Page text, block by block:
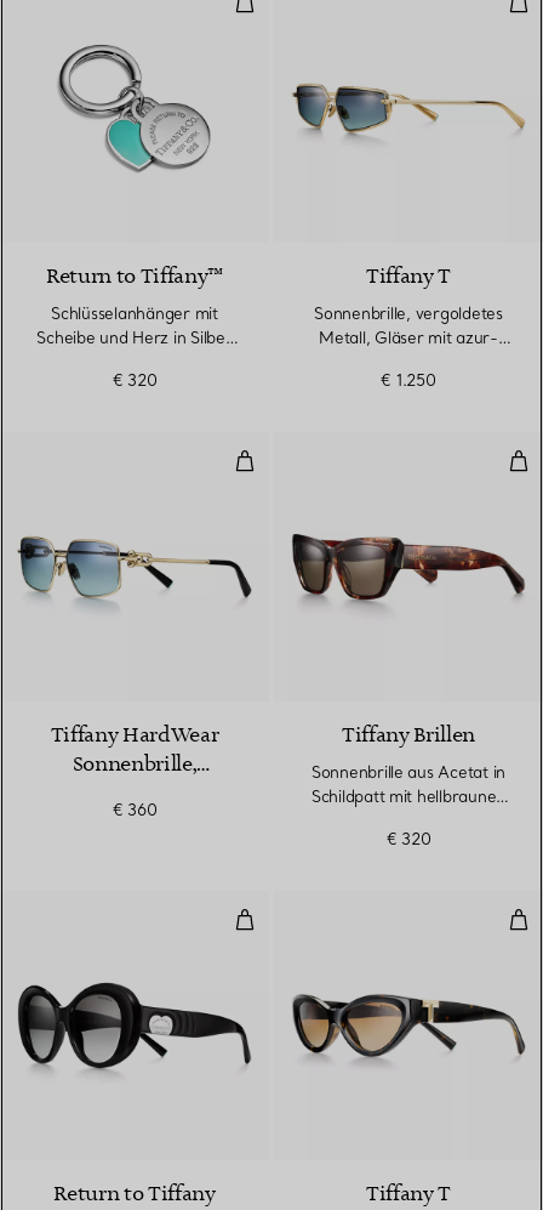
Return to Tiffany™
Schlüsselanhänger mit
Scheibe und Herz in Silber
€ 320
Tiffany T
Sonnenbrille, vergoldetes
Metall, Gläser mit azur-
€ 1.250
Tiffany HardWear Sonnenbrille,
Tiffany HardWear
Sonnenbrille,
Metall, Gläser in
€ 360
Tiffany Brillen
Sonnenbrille aus Acetat in
Schildpatt mit hellbraunen
€ 320
Sonnenbrille aus schwarzem
Return to Tiffany Tiffany T